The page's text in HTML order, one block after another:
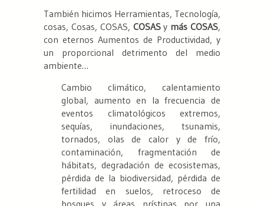
También hicimos Herramientas, Tecnología,
cosas, Cosas, COSAS, COSASy más COSAS,
con eternos Aumentos de Productividad, y
un proporcional detrimento del medio
ambiente…
Cambio climático, calentamiento
global, aumento en la frecuencia de
eventos climatológicos extremos,
sequías, inundaciones, tsunamis,
tornados, olas de calor y de frío,
contaminación, fragmentación de
hábitats, degradación de ecosistemas,
pérdida de la biodiversidad, pérdida de
fertilidad en suelos, retroceso de